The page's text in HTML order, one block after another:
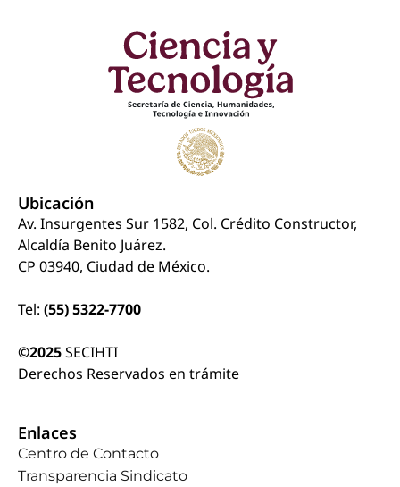
Ubicación
Av. Insurgentes Sur 1582, Col. Crédito Constructor,
Alcaldía Benito Juárez.
CP 03940, Ciudad de México.
Tel: (55) 5322-7700
©2025SECIHTI
Derechos Reservados en trámite
Enlaces
Centro de Contacto
Transparencia Sindicato